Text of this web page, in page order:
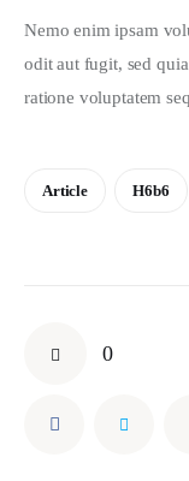
Nemo enim ipsam
odit aut fugit, sed
ratione voluptatem
Article H6b6
0